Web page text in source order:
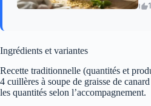
Ingrédients et variantes
Recette traditionnelle (quantités et
4 cuillères à soupe de graisse de
les quantités selon l’accompagnement.